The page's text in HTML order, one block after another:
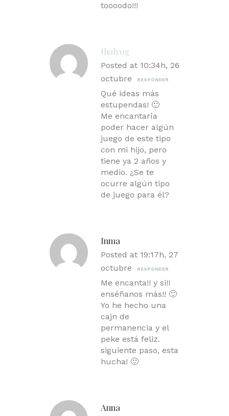
toooodo!!!
thalyog
Posted at 10:34h, 26
octubre
RESPONDER
Qué ideas más
estupendas! 🙂
Me encantaría
poder hacer algún
juego de este tipo
con mi hijo, pero
tiene ya 2 años y
medio. ¿Se te
ocurre algún tipo
de juego para él?
Inma
Posted at 19:17h, 27
octubre
RESPONDER
Me encanta!! y si!!
enséñanos más!! 🙂
Yo he hecho una
cajn de
permanencia y el
peke está feliz.
siguiente paso, esta
hucha! 🙂
Anna